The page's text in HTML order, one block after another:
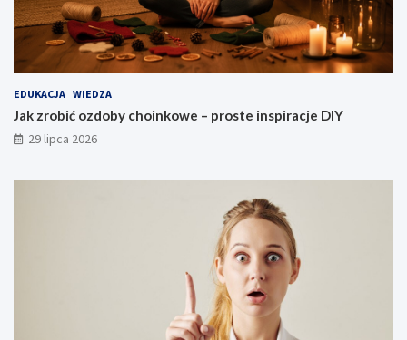
EDUKACJA WIEDZA
Jak zrobić ozdoby choinkowe – proste inspiracje DIY
29 lipca 2026